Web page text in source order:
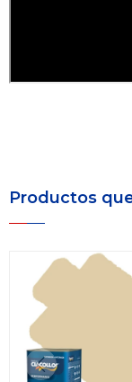
Productos